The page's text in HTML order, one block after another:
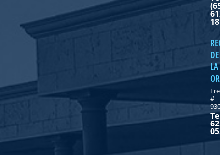
DE
LA
#